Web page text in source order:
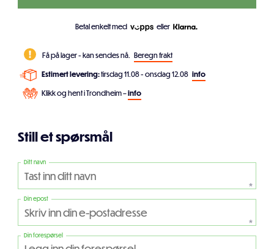
Betal enkelt med eller
Få på lager - kan sendes nå. Beregn frakt
Estimert levering:tirsdag 11.08 - onsdag 12.08 info
Klikk og hent i Trondheim –info
Still et spørsmål
Ditt navn
*
Din epost
*
Din forespørsel